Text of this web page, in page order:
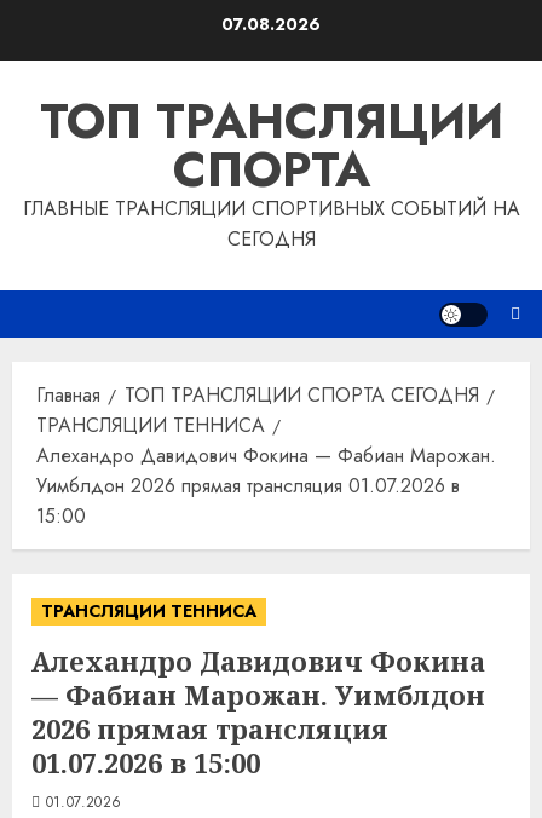
07.08.2026
ТОП ТРАНСЛЯЦИИ
СПОРТА
ГЛАВНЫЕ ТРАНСЛЯЦИИ СПОРТИВНЫХ СОБЫТИЙ НА
СЕГОДНЯ
Главная
ТОП ТРАНСЛЯЦИИ СПОРТА СЕГОДНЯ
ТРАНСЛЯЦИИ ТЕННИСА
Алехандро Давидович Фокина — Фабиан Марожан.
Уимблдон 2026 прямая трансляция 01.07.2026 в
15:00
ТРАНСЛЯЦИИ ТЕННИСА
Алехандро Давидович Фокина
— Фабиан Марожан. Уимблдон
2026 прямая трансляция
01.07.2026 в 15:00
01.07.2026